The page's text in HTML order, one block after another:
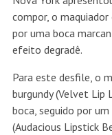
compor, o
por uma boca
efeito degradê.
Para este desfile, o
burgundy (Velvet Lip
boca, seguido por
(Audacious Lipstick